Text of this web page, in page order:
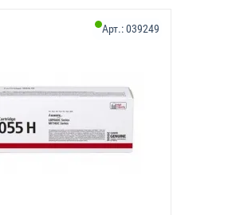
Арт.:039249